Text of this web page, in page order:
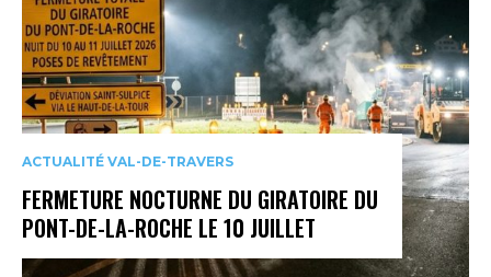
ACTUALITÉ VAL-DE-TRAVERS
FERMETURE NOCTURNE DU GIRATOIRE DU
PONT-DE-LA-ROCHE LE 10 JUILLET